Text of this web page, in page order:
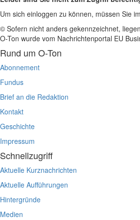
Um sich einloggen zu können, müssen Sie
© Sofern nicht anders gekennzeichnet,
O-Ton wurde vom Nachrichtenportal EU
Rund um O-Ton
Abonnement
Fundus
Brief an die Redaktion
Kontakt
Geschichte
Impressum
Schnellzugriff
Aktuelle Kurznachrichten
Aktuelle Aufführungen
Hintergründe
Medien